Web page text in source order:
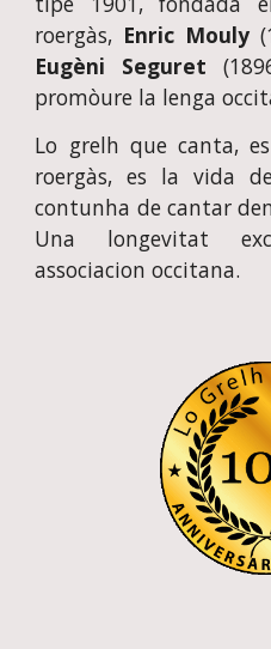
roergàs, Enric Mouly
Eugèni Seguret
promòure la lenga
Lo grelh que canta,
roergàs, es la vida
contunha de cantar
Una longevitat
associacion occitana.